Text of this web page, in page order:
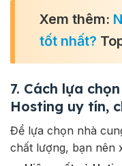
Xem thêm:
tốt nhất?
7. Cách lựa
Hosting uy tín,
Để lựa chọn nhà
chất lượng, bạn nên